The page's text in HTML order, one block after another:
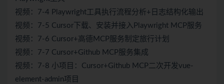
视频：7-4 Playwright工具执行流程分析+日志结构化输出
视频：7-5 Cursor下载、安装并接入Playwright MCP服务
视频：7-6 Cursor+高德MCP服务制定旅行计划
视频：7-7 Cursor+Github MCP服务集成
视频：7-8 小项目：Cursor+Github MCP二次开发vue-
element-admin项目